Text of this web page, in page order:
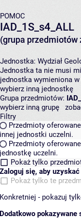
POMOC
IAD_1S_s4_ALL
(grupa przedmiotów
Jednostka: Wydział
Jednostka ta nie musi
jednostka wymieniona
wybierz inną jednostkę
Grupa przedmiotów:
wybierz inną grupę
Filtry
Przedmioty
innej jednostki uczelni.
Przedmioty
jednostkę uczelni.
Pokaż tylko
Zaloguj się, aby
Pokaż tylko te
Konkretniej - pokazuj
Dodatkowo pokazywane